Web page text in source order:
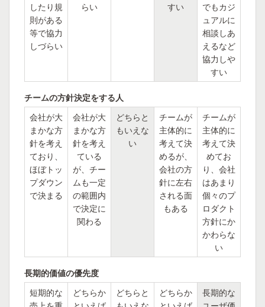
したり規
則がある
等で協力
しづらい
らい
すい
でもカジ
ュアルに
相談しあ
えるなど
協力しや
すい
チームの方針決定をする人
会社が大
まかな方
針を考え
ており、
ほぼトッ
プダウン
で決まる
会社が大
まかな方
針を考え
ている
が、チー
ムも一定
の範囲内
で決定に
関わる
どちらと
もいえな
い
チームが
主体的に
考えて決
めるが、
会社の方
針に左右
される面
もある
チームが
主体的に
考えて決
めてお
り、会社
はあまり
個々のプ
ロダクト
方針にか
かわらな
い
長期的価値の優先度
短期的な
どちらか
どちらと
どちらか
長期的な